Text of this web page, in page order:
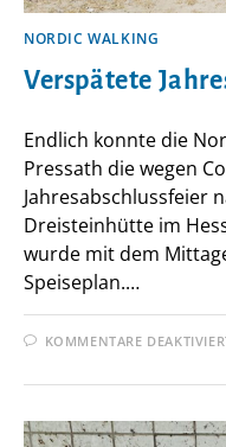
NORDIC WALKING
Verspätete
Endlich konnte die
Pressath die wegen
Jahresabschlussfeier
Dreisteinhütte im
wurde mit dem
Speiseplan.…
KOMMENTARE